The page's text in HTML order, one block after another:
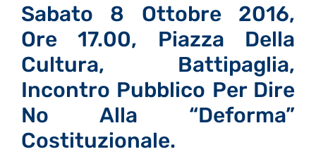
Sabato 8 Ottobre 2016,
Ore 17.00, Piazza Della
Cultura, Battipaglia,
Incontro Pubblico Per Dire
No Alla “Deforma”
Costituzionale.